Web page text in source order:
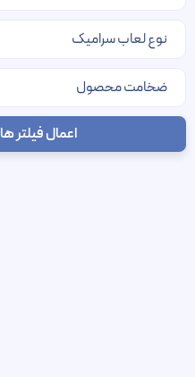
اعمال فیلتر ها